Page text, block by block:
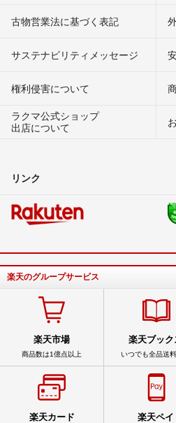
古物営業法に基づく表記
サステナビリティメッセージ
権利侵害について
ラクマ公式ショップ
出店について
リンク
楽天のグループサービス
楽天市場
商品数は1億点以上
楽天ブック
いつでも全品送
楽天カード 楽天ペイ